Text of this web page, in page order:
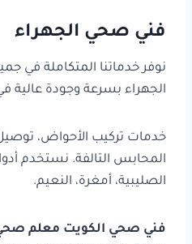
فني صحي الجهراء
نوفر خدماتنا المتكاملة في
الجهراء بسرعة وجودة عالية
خدمات تركيب الأحواض،
المحابس التالفة. نستخدم
الصليبية، أمغرة، النعيم.
فني صحي الكويت معلم